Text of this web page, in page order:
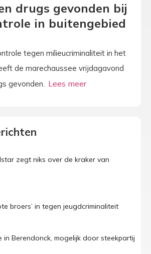
drugs gevonden bij
in buitengebied
tegen milieucriminaliteit in het
de marechaussee vrijdagavond
gevonden.
zegt niks over de kraker van
broers’ in tegen jeugdcriminaliteit
in Berendonck, mogelijk door steekpartij